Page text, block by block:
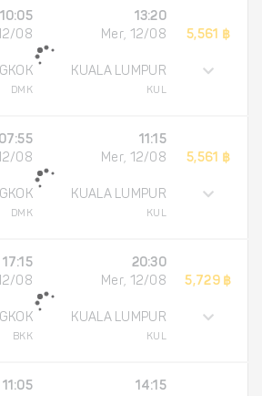
10:05
08
DMK
13:20
Mer, 12/08
KUALA LUMPUR
KUL
5,561 ฿
07:55
08
DMK
11:15
Mer, 12/08
KUALA LUMPUR
KUL
5,561 ฿
17:15
08
BKK
20:30
Mer, 12/08
KUALA LUMPUR
KUL
5,729 ฿
11:05
14:15